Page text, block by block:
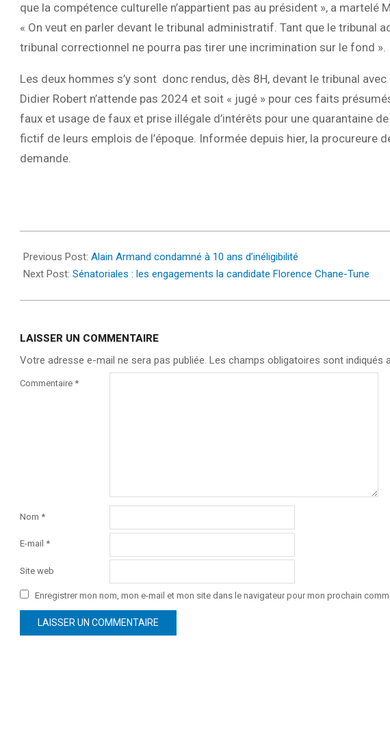
que la compétence culturelle n’appartient pas au président », a martelé
« On veut en parler devant le tribunal administratif. Tant que le tribunal
tribunal correctionnel ne pourra pas tirer une incrimination sur le fond ».
Les deux hommes s’y sont donc rendus, dès 8H, devant le tribunal
Didier Robert n’attende pas 2024 et soit « jugé » pour ces faits
faux et usage de faux et prise illégale d’intérêts pour une quarantaine
fictif de leurs emplois de l’époque. Informée depuis hier, la procureure
demande.
09-
18
Previous Post: Alain Armand condamné à 10 ans d’inéligibilité
Next Post: Sénatoriales : les engagements la candidate Florence Chane-Tune
LAISSER UN COMMENTAIRE
Votre adresse e-mail ne sera pas publiée. Les champs obligatoires sont indiqués
Commentaire *
Nom *
E-mail *
Site web
Enregistrer mon nom, mon e-mail et mon site dans le navigateur pour mon prochain